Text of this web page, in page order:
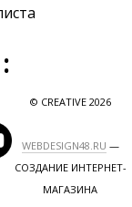
© CREATIVE 2026
WEBDESIGN48.RU —
СОЗДАНИЕ ИНТЕРНЕТ-
МАГАЗИНА